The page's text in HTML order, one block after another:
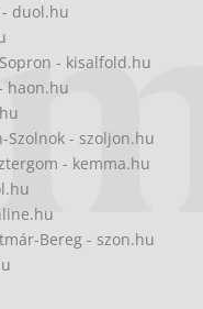
duol.hu
- kisalfold.hu
haon.hu
Szolnok - szoljon.hu
- kemma.hu
Bereg - szon.hu